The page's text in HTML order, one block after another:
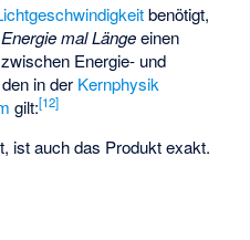
benötigt,
Energie mal Längeeinen
Energie- und
in der Kernphysik
gilt:[12]
ist auch das Produktexakt.